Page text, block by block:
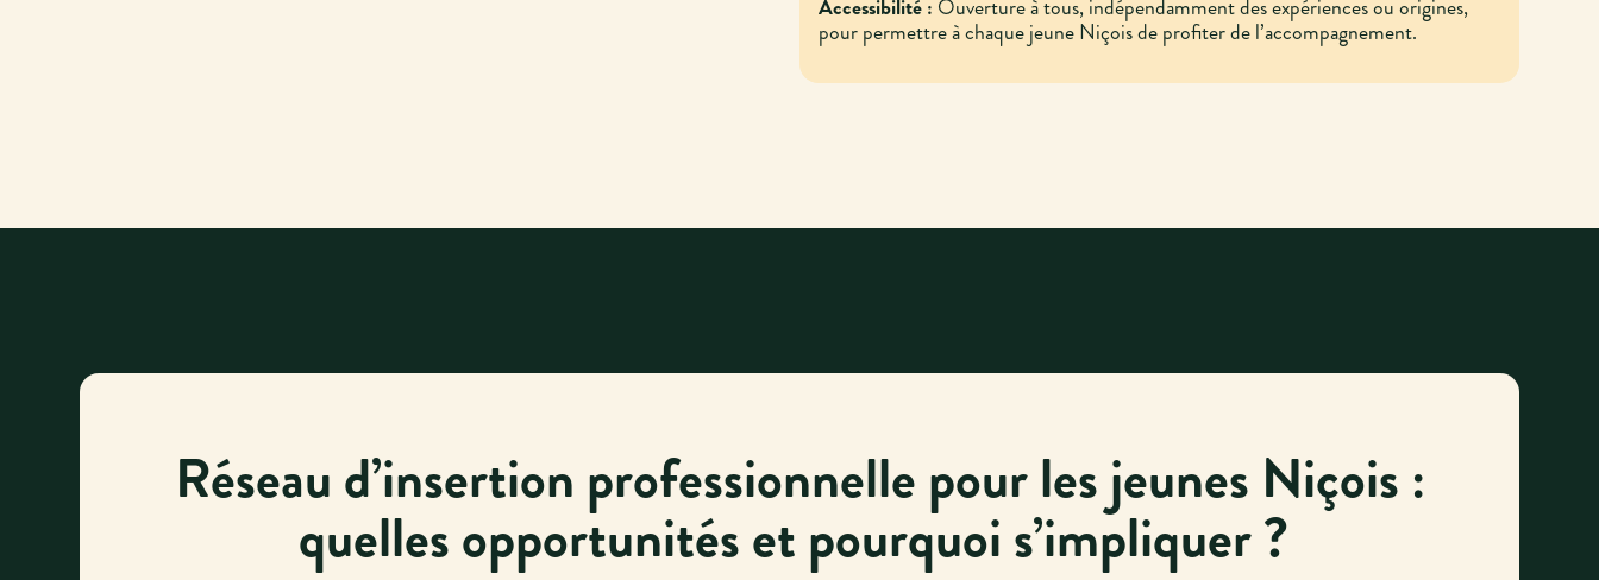
Accessibilité : Ouverture à tous, indépendamment des expériences ou origines,
pour permettre à chaque jeune Niçois de profiter de l’accompagnement.
Réseau d’insertion professionnelle pour les jeunes Niçois :
quelles opportunités et pourquoi s’impliquer ?